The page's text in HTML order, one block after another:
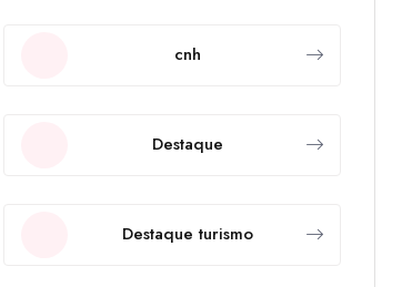
cnh
Destaque
Destaque turismo